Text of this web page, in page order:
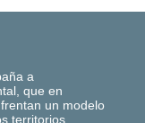
a
que en
un modelo
territorios.